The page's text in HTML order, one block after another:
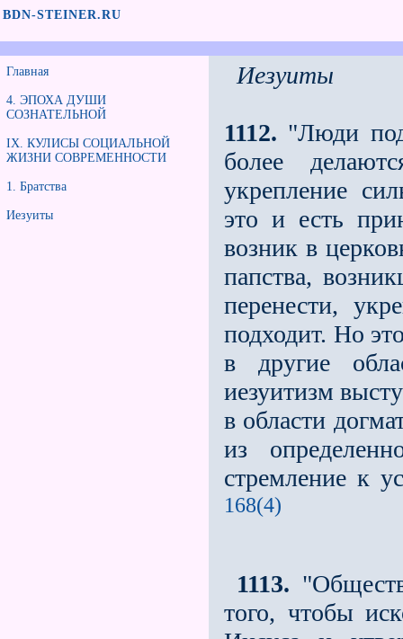
BDN-STEINER.RU
Главная
4. ЭПОХА ДУШИ
СОЗНАТЕЛЬНОЙ
IX. КУЛИСЫ СОЦИАЛЬНОЙ
ЖИЗНИ СОВРЕМЕННОСТИ
1. Братства
Иезуиты
Иезуиты
1112. "Люди
более
укрепление
это и есть
возник в
папства,
перенести,
подходит. Но
в другие
иезуитизм
в области
из
стремление к
168(4)
1113.
того, чтобы